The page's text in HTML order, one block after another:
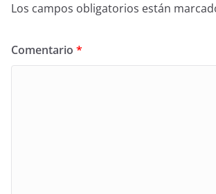
Los campos obligatorios están
Comentario *